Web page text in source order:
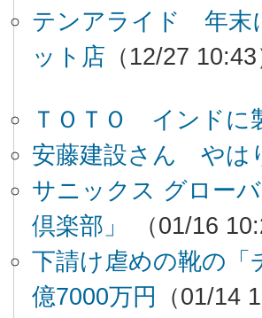
テンアライド 年末
ット店 （12/27 10:43
ＴＯＴＯ インドに
安藤建設さん やは
サニックス グロー
倶楽部」
（01/16
下請け虐めの靴の「
億7000万円
（01/14